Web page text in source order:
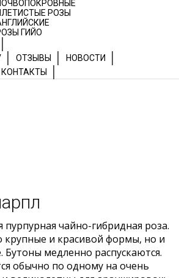
РОЗЫ
ГИЙО
ОТЗЫВЫ
НОВОСТИ
КОНТАКТЫ
пурпурная чайно-гибридная роза.
крупные и красивой формы, но и
медленно распускаются.
обычно по одному на очень